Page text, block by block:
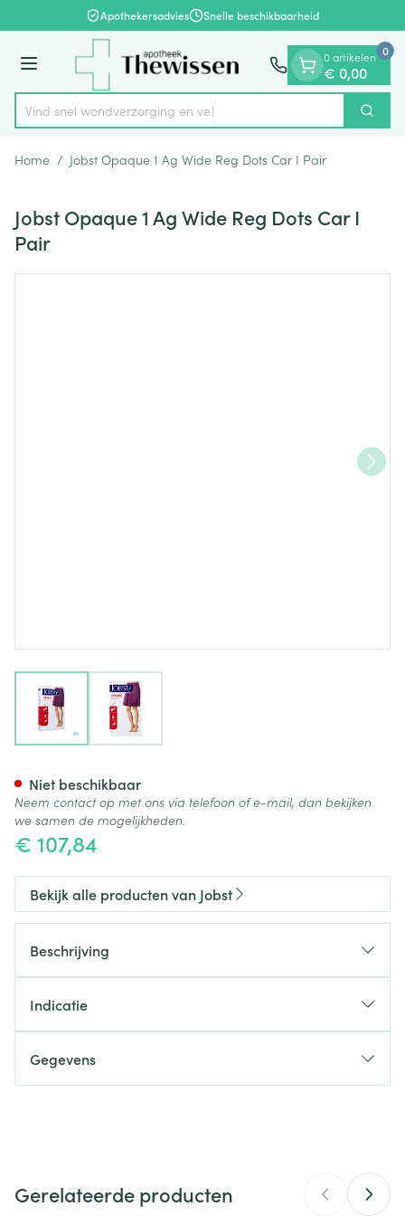
Ga naar de inhoudApothekersadvies Snelle beschikbaarheid
Menu
Product, merk, categorie...
Vind snel wondverzorgi Zoek
0 artikelen
€ 0,00
0
Home / Jobst Opaque 1 Ag Wide Reg Dots Car I Pair
Jobst Opaque 1 Ag Wide Reg Dots Car I
Pair
View larger imageView larger image
€ 107,84
Niet beschikbaar
Neem contact op met ons via telefoon of e-mail, dan bekijken
we samen de mogelijkheden.
Bekijk alle producten van Jobst
Beschrijving
Indicatie
Gegevens
Merken Jobst
Gerelateerde producten